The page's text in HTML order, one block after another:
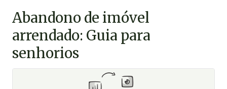
Abandono de imóvel
arrendado: Guia para
senhorios